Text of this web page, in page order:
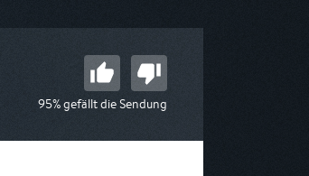
95% gefällt die Sendung